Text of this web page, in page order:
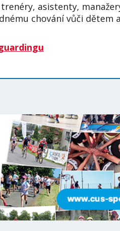
asistenty,
chování vůči dětem